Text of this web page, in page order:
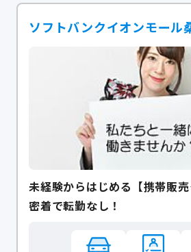
ソフトバンクイオンモール
未経験からはじめる【携帯販
密着で転勤なし！